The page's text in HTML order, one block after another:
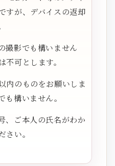
すが、デバイスの返却
撮影でも構いません
不可とします。
内のものをお願いしま
も構いません。
、ご本人の氏名がわか
さい。